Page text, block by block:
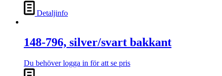
Detaljinfo
148-796, silver/svart bakkant
Du behöver logga in för att se pris